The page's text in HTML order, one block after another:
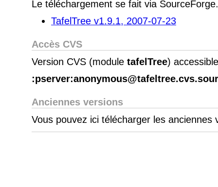
Le téléchargement se fait via SourceForge.
TafelTree v1.9.1, 2007-07-23
Accès CVS
Version CVS (module tafelTree)
Anciennes versions
Vous pouvez ici télécharger les anciennes